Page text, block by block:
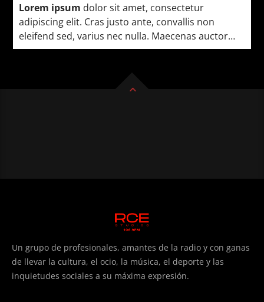
Lorem ipsum dolor sit amet, consectetur
adipiscing elit. Cras justo ante, convallis non
eleifend sed, varius nec nulla. Maecenas auctor
ultrices pretium.
Un grupo de profesionales, amantes de la radio y con ganas
de llevar la cultura, el ocio, la música, el deporte y las
inquietudes sociales a su máxima expresión.